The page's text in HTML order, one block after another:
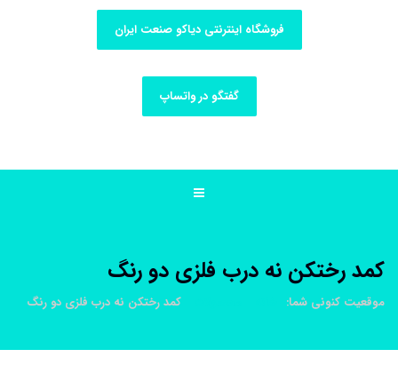
فروشگاه اینترنتی دیاکو صنعت ایران
گفتگو در واتساپ
کمد رختکن نه درب فلزی دو رنگ
موقعیت کنونی شما: کمد رختکن نه درب فلزی دو رنگ